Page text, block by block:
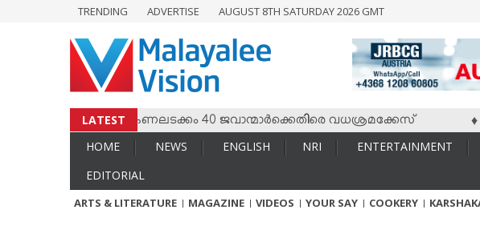
ENTERTAINMENT
TRENDING ADVERTISE AUGUST 8TH SATURDAY 2026 GMT
LATEST
സംഘര്‍ഷം; കേണലടക്കം 40 ജവാന്മാര്‍ക്കെതിരെ വധശ്രമക്കേസ്
HOME NEWS ENGLISH NRI ENTERTAINMENT
EDITORIAL
ARTS & LITERATURE MAGAZINE VIDEOS YOUR SAY COOKERY